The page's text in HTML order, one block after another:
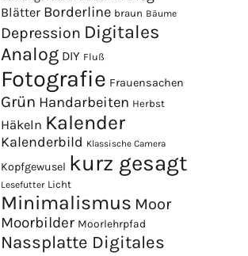
Blätter Borderline braun Bäume
Depression Digitales
Analog DIY Fluß
Fotografie Frauensachen
Grün Handarbeiten Herbst
Häkeln Kalender
Kalenderbild Klassische Camera
Kopfgewusel kurz gesagt
Lesefutter Licht
Minimalismus Moor
Moorbilder Moorlehrpfad
Nassplatte Digitales